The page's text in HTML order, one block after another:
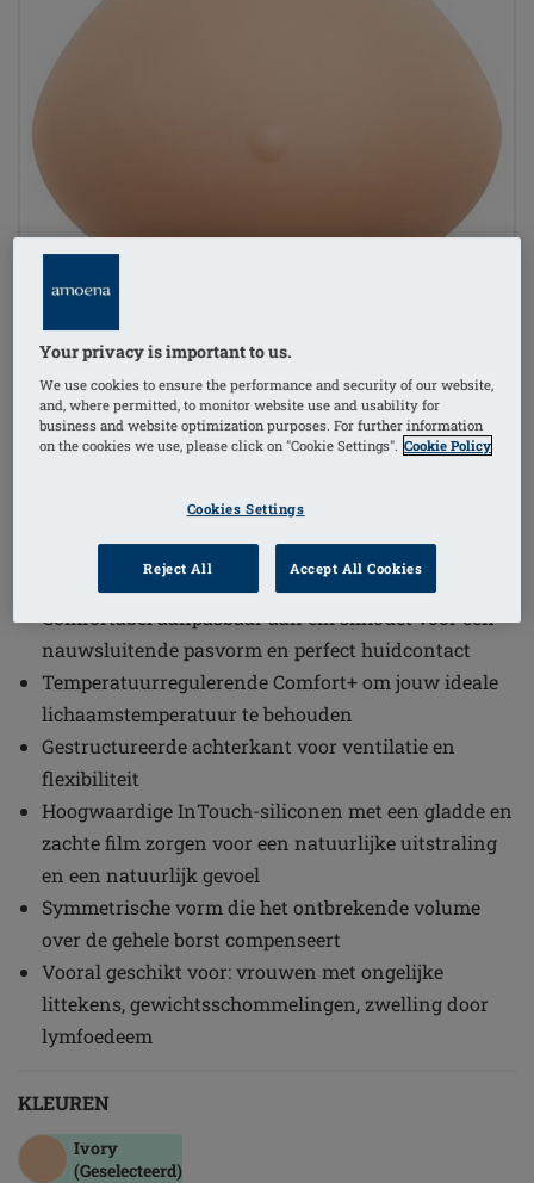
1/3
Geïntegreerde luchtkamer voor individuele
Comfortabel aanpasbaar aan elk silhouet voor een
nauwsluitende pasvorm en perfect huidcontact
Temperatuurregulerende Comfort+ om jouw ideale
lichaamstemperatuur te behouden
Gestructureerde achterkant voor ventilatie en
flexibiliteit
Hoogwaardige InTouch-siliconen met een gladde en
zachte film zorgen voor een natuurlijke uitstraling
en een natuurlijk gevoel
Symmetrische vorm die het ontbrekende volume
over de gehele borst compenseert
Vooral geschikt voor: vrouwen met ongelijke
littekens, gewichtsschommelingen, zwelling door
lymfoedeem
KLEUREN
Ivory
(Geselecteerd)
Your privacy is important to us.
We use cookies to ensure the performance and security of our website,
and, where permitted, to monitor website use and usability for
business and website optimization purposes. For further information
on the cookies we use, please click on "Cookie Settings". Cookie Policy
Cookies Settings
Reject All Accept All Cookies